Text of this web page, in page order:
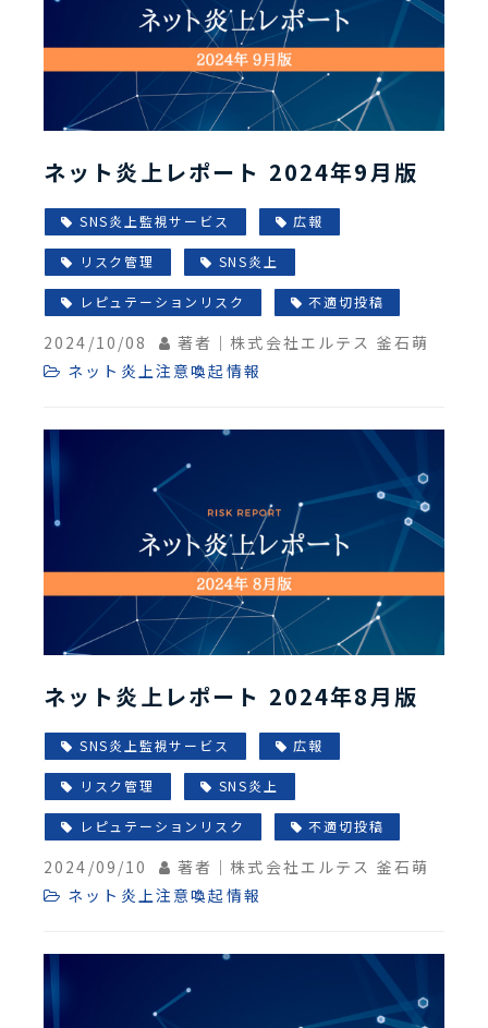
ネット炎上レポート 2024年9月版
SNS炎上監視サービス 広報
リスク管理 SNS炎上
レピュテーションリスク 不適切投稿
2024/10/08
著者｜株式会社エルテス 釜石萌
ネット炎上注意喚起情報
ネット炎上レポート 2024年8月版
SNS炎上監視サービス 広報
リスク管理 SNS炎上
レピュテーションリスク 不適切投稿
2024/09/10
著者｜株式会社エルテス 釜石萌
ネット炎上注意喚起情報